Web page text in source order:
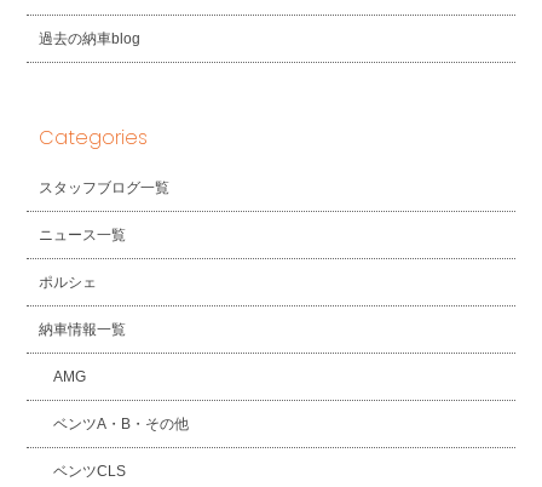
過去の納車blog
Categories
スタッフブログ一覧
ニュース一覧
ポルシェ
納車情報一覧
AMG
ベンツA・B・その他
ベンツCLS